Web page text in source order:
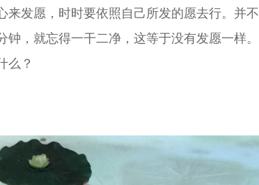
来发愿，时时要依照自己所发的愿去行。并不
钟，就忘得一干二净，这等于没有发愿一样。
么？